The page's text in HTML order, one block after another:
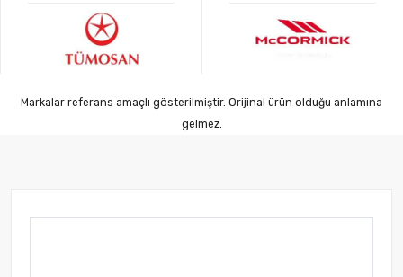
Markalar referans amaçlı gösterilmiştir. Orijinal ürün olduğu anlamına
gelmez.